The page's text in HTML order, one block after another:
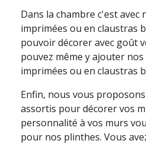
Dans la chambre c'est avec
imprimées ou en claustras
pouvoir décorer avec goût
pouvez même y ajouter
imprimées ou en claustras
Enfin, nous vous
assortis pour décorer vos
personnalité à vos murs
pour nos plinthes. Vous